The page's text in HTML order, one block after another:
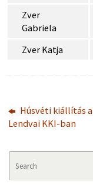
Zver
Gabriela
Zver Katja
Húsvéti kiállítás a
Lendvai KKI-ban